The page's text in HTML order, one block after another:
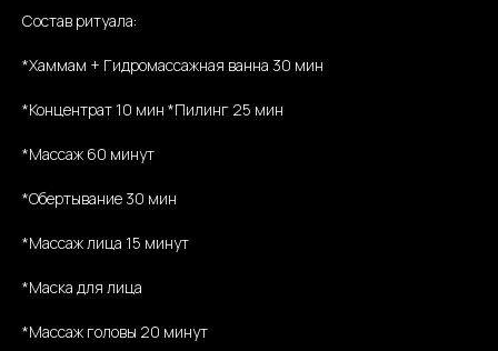
Состав ритуала:
*Хаммам + Гидромассажная ванна 30 мин
*Концентрат 10 мин *Пилинг 25 мин
*Массаж 60 минут
*Обертывание 30 мин
*Массаж лица 15 минут
*Маска для лица
*Массаж головы 20 минут